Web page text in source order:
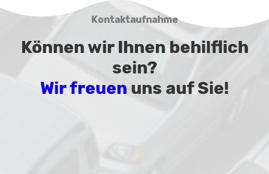
Kontaktaufnahme
Können wir Ihnen behilflich
sein?
Wir freuen uns auf Sie!